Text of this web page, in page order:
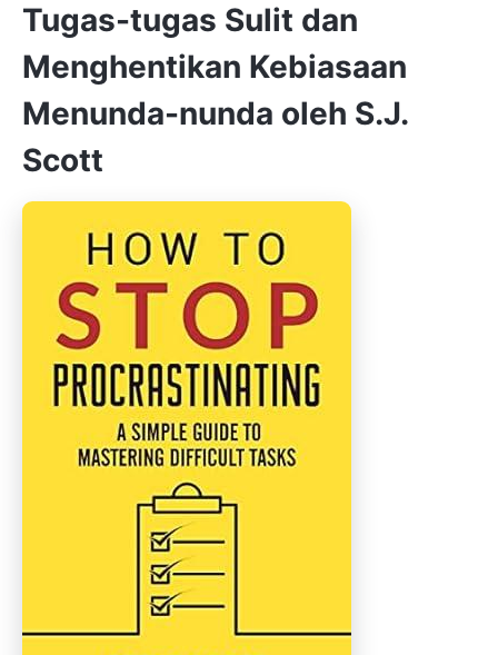
Tugas-tugas Sulit dan
Menghentikan Kebiasaan
Menunda-nunda oleh S.J.
Scott